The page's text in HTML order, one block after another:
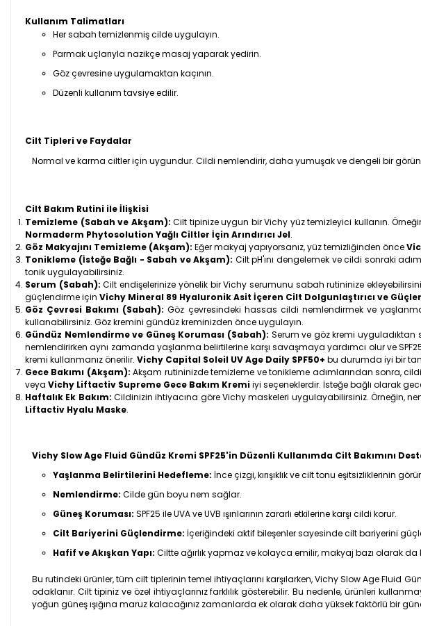
Kullanım Talimatları
Her sabah temizlenmiş cilde uygulayın.
Parmak uçlarıyla nazikçe masaj yaparak yedirin.
Göz çevresine uygulamaktan kaçının.
Düzenli kullanım tavsiye edilir.
Cilt Tipleri ve Faydalar
Normal ve karma ciltler için uygundur. Cildi nemlendirir, daha yumuşak ve dengeli bir
Cilt Bakım Rutini ile İlişkisi
Temizleme (Sabah ve Akşam): Cilt tipinize uygun bir Vichy yüz temizleyici kullanın.
Normaderm Phytosolution Yağlı Ciltler İçin Arındırıcı Jel.
Göz Makyajını Temizleme (Akşam): Eğer makyaj yapıyorsanız, yüz temizliğinden önce
Tonikleme (İsteğe Bağlı - Sabah ve Akşam): Cilt pH'ını dengelemek ve cildi sonraki
tonik uygulayabilirsiniz.
Serum (Sabah): Cilt endişelerinize yönelik bir Vichy serumunu sabah rutininize
güçlendirme için Vichy Mineral 89 Hyaluronik Asit İçeren Cilt Dolgunlaştırıcı ve
Göz Çevresi Bakımı (Sabah): Göz çevresindeki hassas cildi nemlendirmek ve
kullanabilirsiniz. Göz kremini gündüz kreminizden önce uygulayın.
Gündüz Nemlendirme ve Güneş Koruması (Sabah): Serum ve göz kremi
nemlendirirken aynı zamanda yaşlanma belirtilerine karşı savaşmaya yardımcı olur ve
kremi kullanmanız önerilir. Vichy Capital Soleil UV Age Daily SPF50+ bu durumda iyi bir
Gece Bakımı (Akşam): Akşam rutininizde temizleme ve tonikleme adımlarından sonra,
veya Vichy Liftactiv Supreme Gece Bakım Kremiiyi seçeneklerdir. İsteğe bağlı olarak
Haftalık Ek Bakım: Cildinizin ihtiyacına göre Vichy maskeleri uygulayabilirsiniz. Örneğin,
Liftactiv Hyalu Maske.
Vichy Slow Age Fluid Gündüz Kremi SPF25'in Düzenli Kullanımda Cilt Bakımını
Yaşlanma Belirtilerini Hedefleme: İnce çizgi, kırışıklık ve cilt tonu eşitsizliklerinin
Nemlendirme: Cilde gün boyu nem sağlar.
Güneş Koruması: SPF25 ile UVA ve UVB ışınlarının zararlı etkilerine karşı cildi korur.
Cilt Bariyerini Güçlendirme: İçeriğindeki aktif bileşenler sayesinde cilt bariyerini
Hafif ve Akışkan Yapı: Ciltte ağırlık yapmaz ve kolayca emilir, makyaj bazı olarak da
Bu rutindeki ürünler, tüm cilt tiplerinin temel ihtiyaçlarını karşılarken, Vichy Slow Age Fluid
odaklanır. Cilt tipiniz ve özel ihtiyaçlarınız farklılık gösterebilir. Bu nedenle, ürünleri
yoğun güneş ışığına maruz kalacağınız zamanlarda ek olarak daha yüksek faktörlü bir